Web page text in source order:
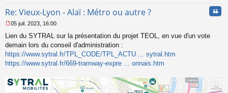
Re: Vieux-Lyon - Alaï : Métro ou autre ?
e
s
s
a
g
n
05 juil. 2023, 16:00
Lien du SYTRAL sur la présentation du projet TEOL, en vue d'un vote
demain lors du conseil d'administration :
https://www.sytral.fr/TPL_CODE/TPL_ACTU ... sytral.htm
https://www.sytral.fr/669-tramway-expre ... onnais.htm